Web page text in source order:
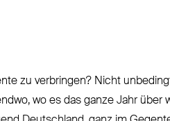
zu verbringen? Nicht
wo es das ganze Jahr über